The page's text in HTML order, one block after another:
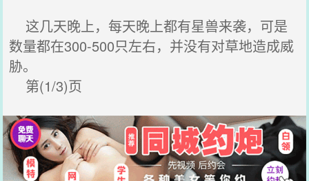
这几天晚上，每天晚上都有星兽来袭，可是
数量都在300-500只左右，并没有对草地造成威
胁。
第(1/3)页